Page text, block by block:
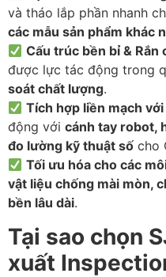
và tháo lắp phần nhanh
các mẫu sản phẩm khác
Cấu trúc bền bỉ & Rắn
được lực tác động trong
soát chất lượng.
Tích hợp liền mạch
động với cánh tay robot,
đo lường kỹ thuật số cho
Tối ưu hóa cho các
vật liệu chống mài mòn,
bền lâu dài.
Tại sao chọn
xuất